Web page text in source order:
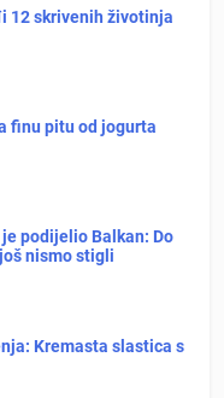
12 skrivenih životinja
finu pitu od jogurta
podijelio Balkan: Do
nismo stigli
Kremasta slastica s